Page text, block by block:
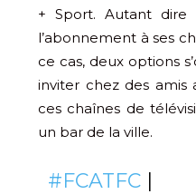
+ Sport. Autant dire
l’abonnement à ses
ce cas, deux options
inviter chez des
ces chaînes de
un bar de la ville.
#FCATFC| ️